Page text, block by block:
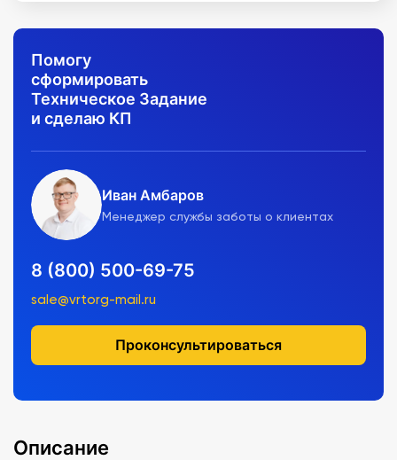
Помогу
сформировать
Техническое Задание
и сделаю КП
Иван Амбаров
Менеджер службы заботы о клиентах
8 (800) 500-69-75
sale@vrtorg-mail.ru
Проконсультироваться
Описание